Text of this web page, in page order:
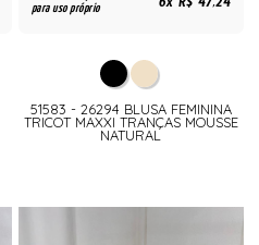
para uso próprio 6x R$ 47,24
51583 - 26294 BLUSA FEMININA
TRICOT MAXXI TRANÇAS MOUSSE
NATURAL